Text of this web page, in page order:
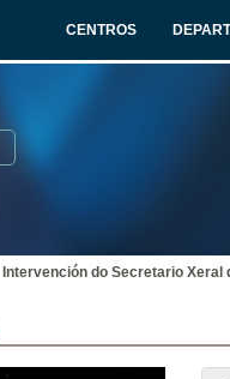
CENTROS
Intervención do Secretario